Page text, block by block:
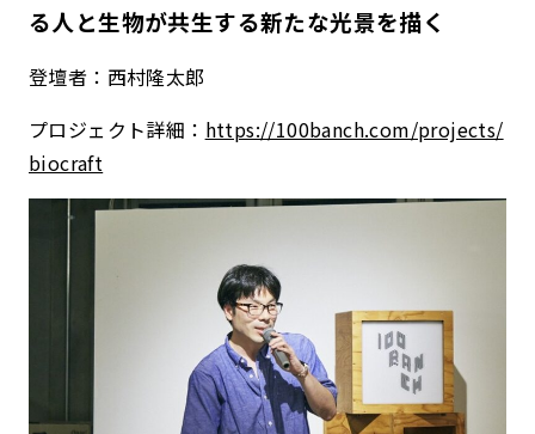
る人と生物が共生する新たな光景を描く
登壇者：西村隆太郎
プロジェクト詳細： https://100banch.com/projects/
biocraft